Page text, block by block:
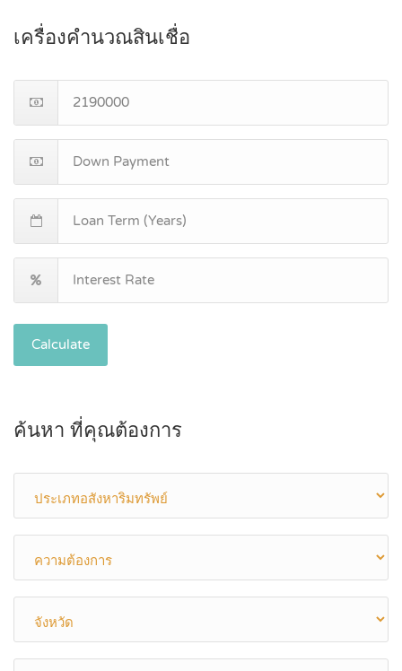
เครื่องคำนวณสินเชื่อ
Calculate
ค้นหา ที่คุณต้องการ